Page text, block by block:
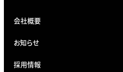
会社概要
お知らせ
採用情報